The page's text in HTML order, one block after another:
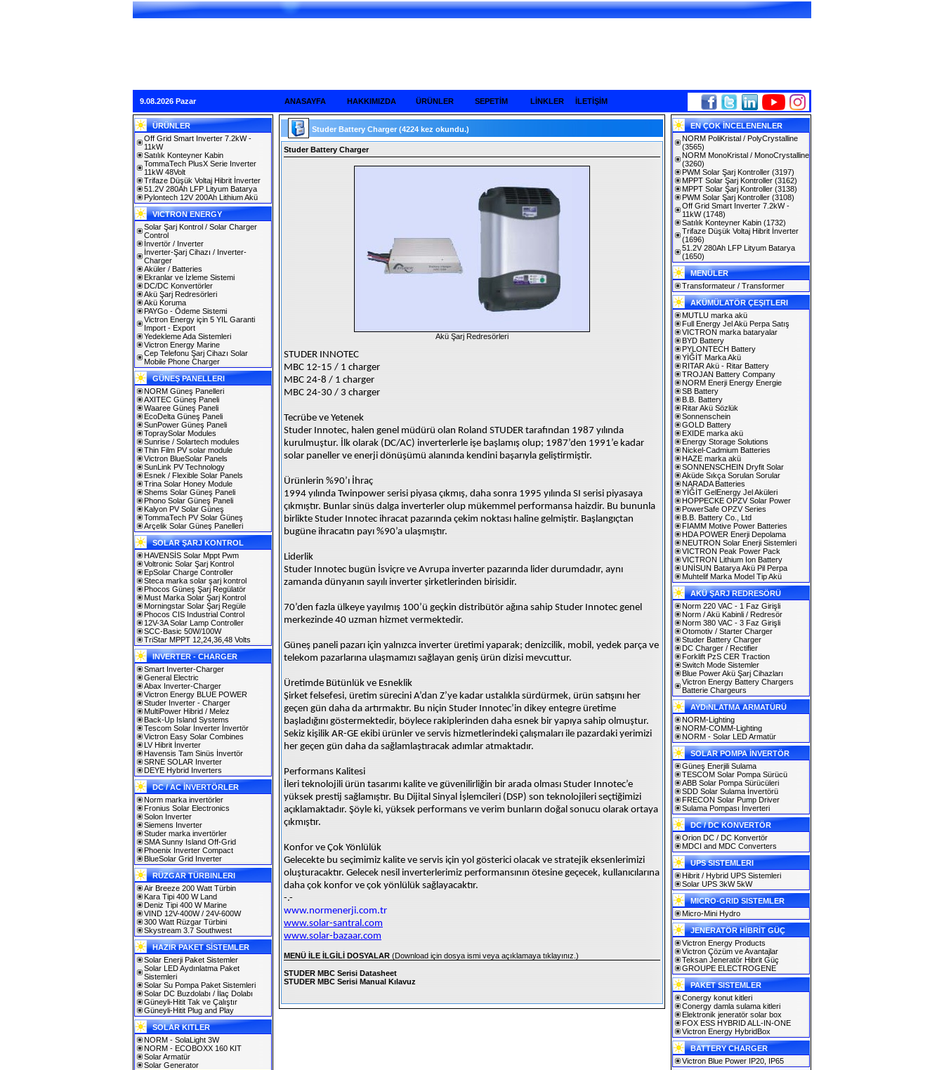
9.08.2026 Pazar ANASAYFA HAKKIMIZDA ÜRÜNLER SEPETİM LİNKLER İLETİŞİM
ÜRÜNLER
Off Grid Smart Inverter 7.2kW -
11kW
Satılık Konteyner Kabin
TommaTech PlusX Serie Inverter
11kW 48Volt
Trifaze Düşük Voltaj Hibrit İnverter
51.2V 280Ah LFP Lityum Batarya
Pylontech 12V 200Ah Lithium Akü
VICTRON ENERGY
Solar Şarj Kontrol / Solar Charger
Control
İnvertör / Inverter
İnverter-Şarj Cihazı / Inverter-
Charger
Aküler / Batteries
Ekranlar ve İzleme Sistemi
DC/DC Konvertörler
Akü Şarj Redresörleri
Akü Koruma
PAYGo - Ödeme Sistemi
Victron Energy için 5 YIL Garanti
Import - Export
Yedekleme Ada Sistemleri
Victron Energy Marine
Cep Telefonu Şarj Cihazı Solar
Mobile Phone Charger
GÜNEŞ PANELLERI
NORM Güneş Panelleri
AXITEC Güneş Paneli
Waaree Güneş Paneli
EcoDelta Güneş Paneli
SunPower Güneş Paneli
TopraySolar Modules
Sunrise / Solartech modules
Thin Film PV solar module
Victron BlueSolar Panels
SunLink PV Technology
Esnek / Flexible Solar Panels
Trina Solar Honey Module
Shems Solar Güneş Paneli
Phono Solar Güneş Paneli
Kalyon PV Solar Güneş
TommaTech PV Solar Güneş
Arçelik Solar Güneş Panelleri
SOLAR ŞARJ KONTROL
HAVENSİS Solar Mppt Pwm
Voltronic Solar Şarj Kontrol
EpSolar Charge Controller
Steca marka solar şarj kontrol
Phocos Güneş Şarj Regülatör
Must Marka Solar Şarj Kontrol
Morningstar Solar Şarj Regüle
Phocos CIS Industrial Control
12V-3A Solar Lamp Controller
SCC-Basic 50W/100W
TriStar MPPT 12,24,36,48 Volts
INVERTER - CHARGER
Smart Inverter-Charger
General Electric
Abax Inverter-Charger
Victron Energy BLUE POWER
Studer Inverter - Charger
MultiPower Hibrid / Melez
Back-Up Island Systems
Tescom Solar İnverter İnvertör
Victron Easy Solar Combines
LV Hibrit İnverter
Havensis Tam Sinüs İnvertör
SRNE SOLAR Inverter
DEYE Hybrid Inverters
DC / AC İNVERTÖRLER
Norm marka invertörler
Fronius Solar Electronics
Solon Inverter
Siemens Inverter
Studer marka invertörler
SMA Sunny Island Off-Grid
Phoenix Inverter Compact
BlueSolar Grid Inverter
RÜZGAR TÜRBINLERI
Air Breeze 200 Watt Türbin
Kara Tipi 400 W Land
Deniz Tipi 400 W Marine
VIND 12V-400W / 24V-600W
300 Watt Rüzgar Türbini
Skystream 3.7 Southwest
HAZIR PAKET SİSTEMLER
Solar Enerji Paket Sistemler
Solar LED Aydınlatma Paket
Sistemleri
Solar Su Pompa Paket Sistemleri
Solar DC Buzdolabı / İlaç Dolabı
Güneyli-Hitit Tak ve Çalıştır
Güneyli-Hitit Plug and Play
SOLAR KITLER
NORM - SolaLight 3W
NORM - ECOBOXX 160 KIT
Solar Armatür
Solar Generator
Studer Battery Charger (4224 kez okundu.)
Studer Battery Charger
Akü Şarj Redresörleri
STUDER INNOTEC
MBC 12-15 / 1 charger
MBC 24-8 / 1 charger
MBC 24-30 / 3 charger
Tecrübe ve Yetenek
Studer Innotec, halen genel müdürü olan Roland STUDER tarafından 1987 yılında
kurulmuştur. İlk olarak (DC/AC) inverterlerle işe başlamış olup; 1987’den 1991’e kadar
solar paneller ve enerji dönüşümü alanında kendini başarıyla geliştirmiştir.
Ürünlerin %90’ı İhraç
1994 yılında Twinpower serisi piyasa çıkmış, daha sonra 1995 yılında SI serisi piyasaya
çıkmıştır. Bunlar sinüs dalga inverterler olup mükemmel performansa haizdir. Bu bununla
birlikte Studer Innotec ihracat pazarında çekim noktası haline gelmiştir. Başlangıçtan
bugüne ihracatın payı %90’a ulaşmıştır.
Liderlik
Studer Innotec bugün İsviçre ve Avrupa inverter pazarında lider durumdadır, aynı
zamanda dünyanın sayılı inverter şirketlerinden birisidir.
70’den fazla ülkeye yayılmış 100’ü geçkin distribütör ağına sahip Studer Innotec genel
merkezinde 40 uzman hizmet vermektedir.
Güneş paneli pazarı için yalnızca inverter üretimi yaparak; denizcilik, mobil, yedek parça ve
telekom pazarlarına ulaşmamızı sağlayan geniş ürün dizisi mevcuttur.
Üretimde Bütünlük ve Esneklik
Şirket felsefesi, üretim sürecini A’dan Z’ye kadar ustalıkla sürdürmek, ürün satışını her
geçen gün daha da artırmaktır. Bu niçin Studer Innotec’in dikey entegre üretime
başladığını göstermektedir, böylece rakiplerinden daha esnek bir yapıya sahip olmuştur.
Sekiz kişilik AR-GE ekibi ürünler ve servis hizmetlerindeki çalışmaları ile pazardaki yerimizi
her geçen gün daha da sağlamlaştıracak adımlar atmaktadır.
Performans Kalitesi
İleri teknolojili ürün tasarımı kalite ve güvenilirliğin bir arada olması Studer Innotec’e
yüksek prestij sağlamıştır. Bu Dijital Sinyal İşlemcileri (DSP) son teknolojileri seçtiğimizi
açıklamaktadır. Şöyle ki, yüksek performans ve verim bunların doğal sonucu olarak ortaya
çıkmıştır.
Konfor ve Çok Yönlülük
Gelecekte bu seçimimiz kalite ve servis için yol gösterici olacak ve stratejik eksenlerimizi
oluşturacaktır. Gelecek nesil inverterlerimiz performansının ötesine geçecek, kullanıcılarına
daha çok konfor ve çok yönlülük sağlayacaktır.
-.-
www.normenerji.com.tr
www.solar-santral.com
www.solar-bazaar.com
MENÜ İLE İLGİLİ DOSYALAR (Download için dosya ismi veya açıklamaya tıklayınız.)
STUDER MBC Serisi Datasheet
STUDER MBC Serisi Manual Kılavuz
EN ÇOK İNCELENENLER
NORM PoliKristal / PolyCrystalline
(3565)
NORM MonoKristal / MonoCrystalline
(3260)
PWM Solar Şarj Kontroller (3197)
MPPT Solar Şarj Kontroller (3162)
MPPT Solar Şarj Kontroller (3138)
PWM Solar Şarj Kontroller (3108)
Off Grid Smart Inverter 7.2kW -
11kW(1748)
Satılık Konteyner Kabin (1732)
Trifaze Düşük Voltaj Hibrit İnverter
(1696)
51.2V 280Ah LFP Lityum Batarya
(1650)
MENÜLER
Transformateur / Transformer
AKÜMÜLATÖR ÇEŞITLERI
MUTLU marka akü
Full Energy Jel Akü Perpa Satış
VICTRON marka bataryalar
BYD Battery
PYLONTECH Battery
YİĞİT Marka Akü
RITAR Akü - Ritar Battery
TROJAN Battery Company
NORM Enerji Energy Energie
SB Battery
B.B. Battery
Ritar Akü Sözlük
Sonnenschein
GOLD Battery
EXIDE marka akü
Energy Storage Solutions
Nickel-Cadmium Batteries
HAZE marka akü
SONNENSCHEIN Dryfit Solar
Aküde Sıkça Sorulan Sorular
NARADA Batteries
YİĞİT GelEnergy Jel Aküleri
HOPPECKE OPZV Solar Power
PowerSafe OPZV Series
B.B. Battery Co., Ltd
FIAMM Motive Power Batteries
HDA POWER Enerji Depolama
NEUTRON Solar Enerji Sistemleri
VICTRON Peak Power Pack
VICTRON Lithium Ion Battery
UNİSUN Batarya Akü Pil Perpa
Muhtelif Marka Model Tip Akü
AKÜ ŞARJ REDRESÖRÜ
Norm 220 VAC - 1 Faz Girişli
Norm / Akü Kabinli / Redresör
Norm 380 VAC - 3 Faz Girişli
Otomotiv / Starter Charger
Studer Battery Charger
DC Charger / Rectifier
Forklift PzS CER Traction
Switch Mode Sistemler
Blue Power Akü Şarj Cihazları
Victron Energy Battery Chargers
Batterie Chargeurs
AYDıNLATMA ARMATÜRÜ
NORM-Lighting
NORM-COMM-Lighting
NORM - Solar LED Armatür
SOLAR POMPA İNVERTÖR
Güneş Enerjili Sulama
TESCOM Solar Pompa Sürücü
ABB Solar Pompa Sürücüleri
SDD Solar Sulama İnvertörü
FRECON Solar Pump Driver
Sulama Pompası İnverteri
DC / DC KONVERTÖR
Orion DC / DC Konvertör
MDCI and MDC Converters
UPS SISTEMLERI
Hibrit / Hybrid UPS Sistemleri
Solar UPS 3kW 5kW
MICRO-GRID SISTEMLER
Micro-Mini Hydro
JENERATÖR HİBRİT GÜÇ
Victron Energy Products
Victron Çözüm ve Avantajlar
Teksan Jeneratör Hibrit Güç
GROUPE ELECTROGENE
PAKET SISTEMLER
Conergy konut kitleri
Conergy damla sulama kitleri
Elektronik jeneratör solar box
FOX ESS HYBRID ALL-IN-ONE
Victron Energy HybridBox
BATTERY CHARGER
Victron Blue Power IP20, IP65